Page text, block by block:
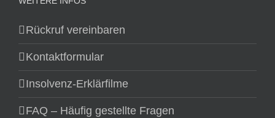
Rückruf vereinbaren
Kontaktformular
Insolvenz-Erklärfilme
FAQ – Häufig gestellte Fragen